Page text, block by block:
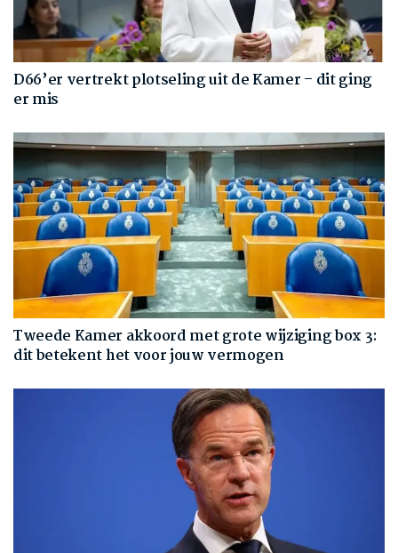
D66’er vertrekt plotseling uit de Kamer – dit ging
er mis
Tweede Kamer akkoord met grote wijziging box 3:
dit betekent het voor jouw vermogen